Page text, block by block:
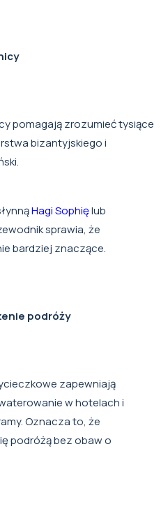
pomagają zrozumieć tysiące
bizantyjskiego i
Hagi Sophięlub
sprawia, że
bardziej znaczące.
podróży
zapewniają
w hotelach i
Oznacza to, że
podróżą bez obaw o